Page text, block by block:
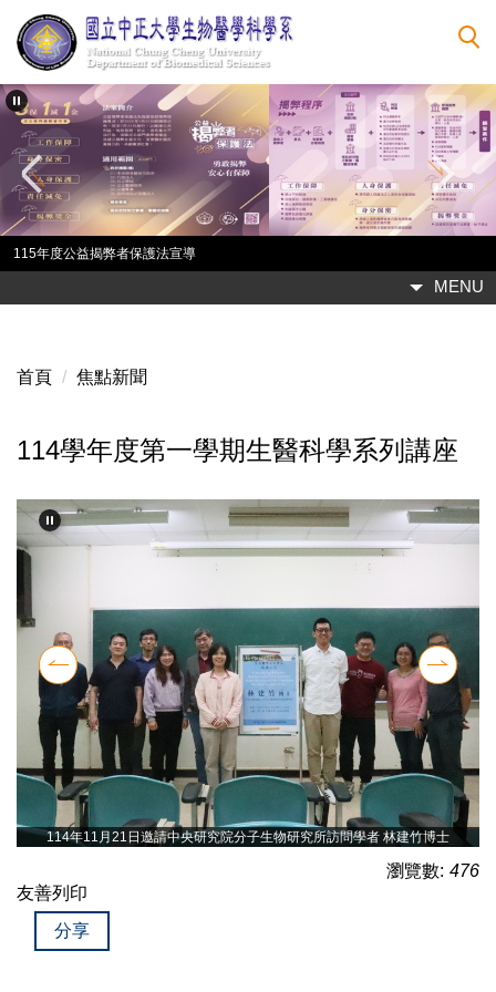
跳
到
主
要
內
容
區
115年度公益揭弊者保護法宣導
MENU
首頁 焦點新聞
114學年度第一學期生醫科學系列講座
114年11月21日邀請中央研究院分子生物研究所訪問學者 林建竹博士
瀏覽數: 476
友善列印
分享